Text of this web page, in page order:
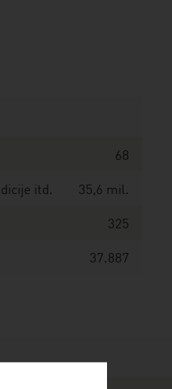
68
itd. 35,6 mil.
325
37.887